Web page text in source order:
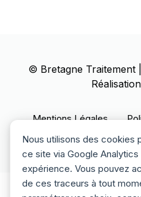
Nous utilisons des cookies
ce site via Google
expérience. Vous pouvez
de ces traceurs à tout
© Bretagne Traitement
Réalisation
Mentions Légales
Politique